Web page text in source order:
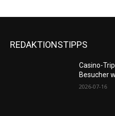
REDAKTIONSTIPPS
Casino-
Besucher
2026-07-16